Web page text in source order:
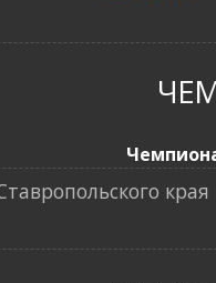
края